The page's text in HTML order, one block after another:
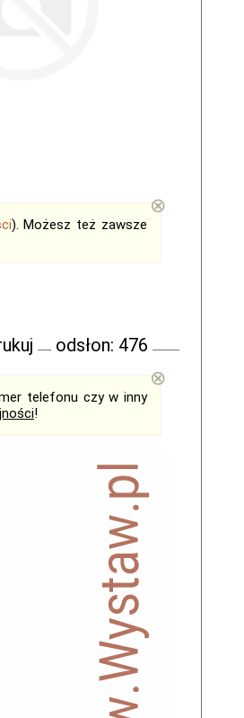
). Możesz też zawsze
⊗
odsłon: 476
telefonu czy w inny
!
⊗